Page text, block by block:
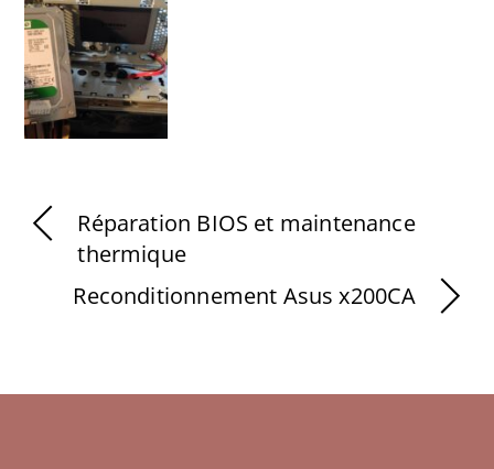
Réparation BIOS et maintenance
thermique
Reconditionnement Asus x200CA